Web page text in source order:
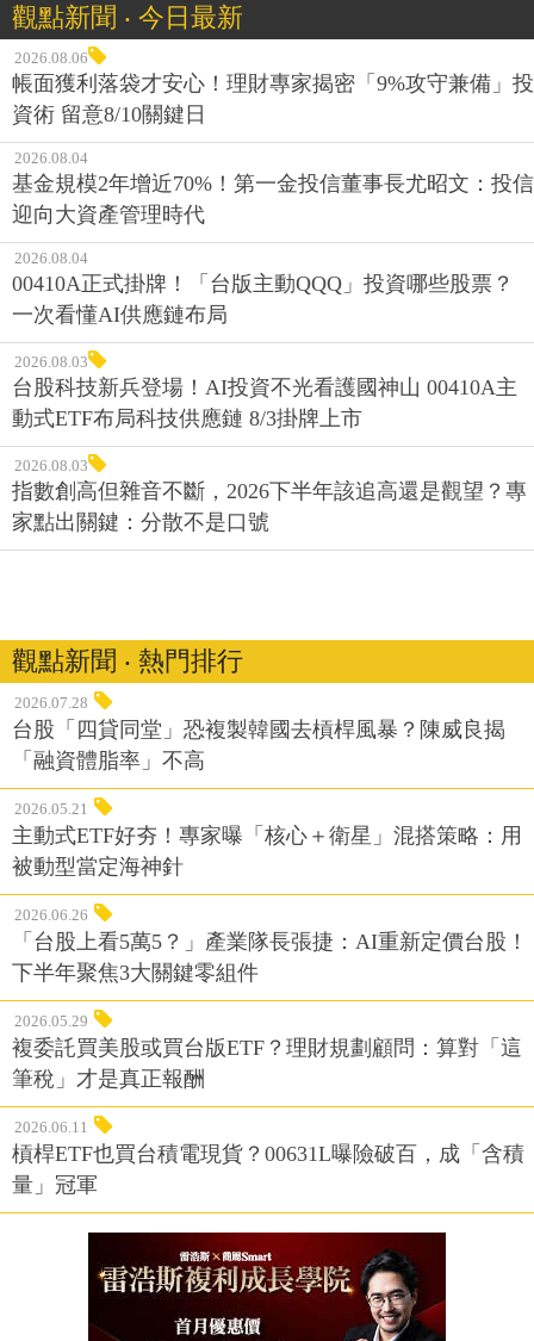
觀點新聞 ‧ 今日最新
2026.08.06
帳面獲利落袋才安心！理財專家揭密「9%攻守兼備」投
資術 留意8/10關鍵日
2026.08.04
基金規模2年增近70%！第一金投信董事長尤昭文：投信
迎向大資產管理時代
2026.08.04
00410A正式掛牌！「台版主動QQQ」投資哪些股票？
一次看懂AI供應鏈布局
2026.08.03
台股科技新兵登場！AI投資不光看護國神山 00410A主
動式ETF布局科技供應鏈 8/3掛牌上市
2026.08.03
指數創高但雜音不斷，2026下半年該追高還是觀望？專
家點出關鍵：分散不是口號
觀點新聞 ‧ 熱門排行
2026.07.28
台股「四貸同堂」恐複製韓國去槓桿風暴？陳威良揭
「融資體脂率」不高
2026.05.21
主動式ETF好夯！專家曝「核心＋衛星」混搭策略：用
被動型當定海神針
2026.06.26
「台股上看5萬5？」產業隊長張捷：AI重新定價台股！
下半年聚焦3大關鍵零組件
2026.05.29
複委託買美股或買台版ETF？理財規劃顧問：算對「這
筆稅」才是真正報酬
2026.06.11
槓桿ETF也買台積電現貨？00631L曝險破百，成「含積
量」冠軍